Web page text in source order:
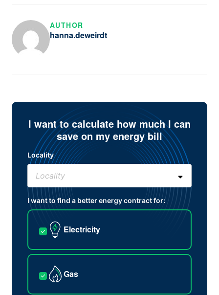
AUTHOR
hanna.deweirdt
I want to calculate how much I can
save on my energy bill
Locality
I want to find a better energy contract for:
Electricity
Gas